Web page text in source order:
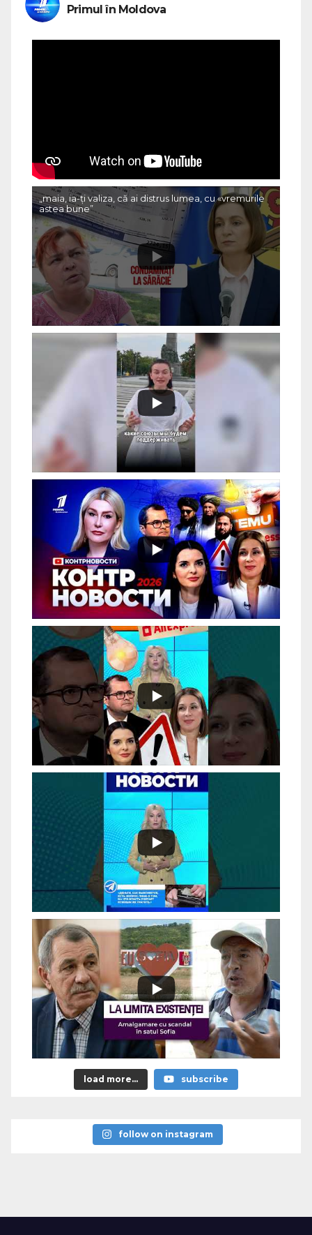
Primul în Moldova
„maia, ia-ți valiza, că ai distrus lumea, cu «vremurile
astea bune”
load more... subscribe
follow on instagram